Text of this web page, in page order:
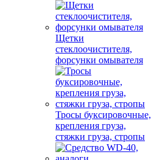
Щетки
стеклоочистителя,
форсунки омывателя
Тросы буксировочные,
крепления груза,
стяжки груза, стропы